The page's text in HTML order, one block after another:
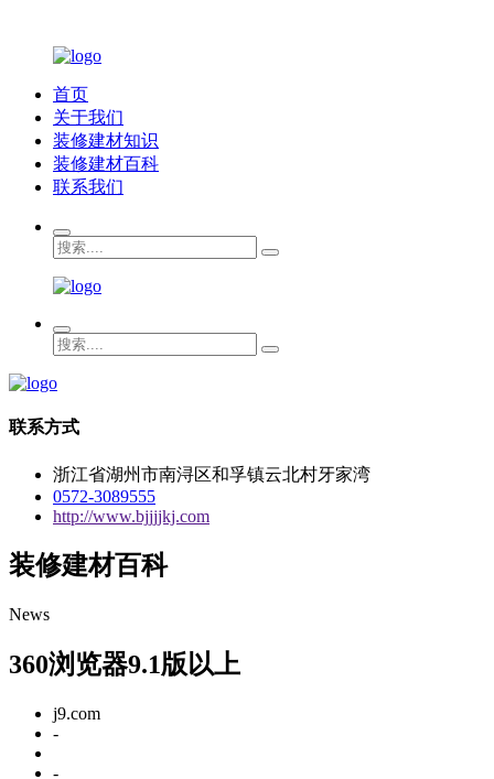
首页
关于我们
装修建材知识
装修建材百科
联系我们
联系方式
浙江省湖州市南浔区和孚镇云北村牙家湾
0572-3089555
http://www.bjjjjkj.com
装修建材百科
News
360浏览器9.1版以上
j9.com
-
-